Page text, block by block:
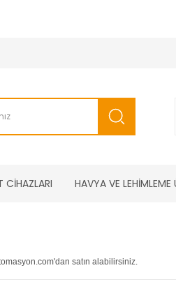
CİHAZLARI HAVYA VE LEHİMLEME
satın alabilirsiniz.